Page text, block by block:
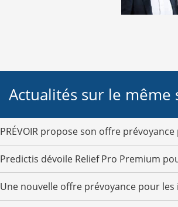
Actualités sur le même
PRÉVOIR propose son offre
Predictis dévoile Relief Pro Premium
Une nouvelle offre prévoyance pour